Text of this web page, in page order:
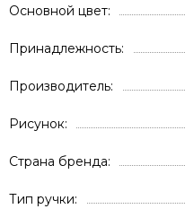
Основной цвет
Принадлежность
Производитель
Рисунок
Страна бренда
Тип ручки